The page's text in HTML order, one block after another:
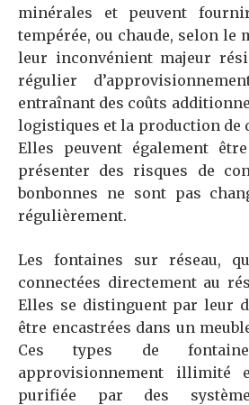
minérales et peuvent
tempérée, ou chaude, selon le
leur inconvénient majeur
régulier
entraînant des coûts
logistiques et la production de
Elles peuvent également
présenter des risques de
bonbonnes ne sont pas
régulièrement.
Les fontaines sur réseau,
connectées directement au
Elles se distinguent par leur
être encastrées dans un
Ces types de
approvisionnement illimité
purifiée par des